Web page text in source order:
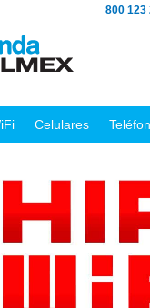
800 123
Celulares